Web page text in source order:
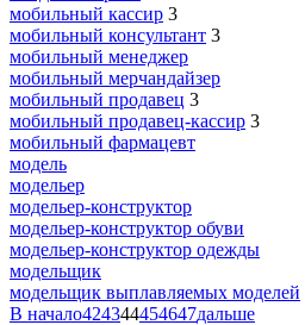
мобильный кассир 3
мобильный консультант 3
мобильный менеджер
мобильный мерчандайзер
мобильный продавец 3
мобильный продавец-кассир 3
мобильный фармацевт
модель
модельер
модельер-конструктор
модельер-конструктор обуви
модельер-конструктор одежды
модельщик
модельщик выплавляемых моделей
В начало424344454647дальше